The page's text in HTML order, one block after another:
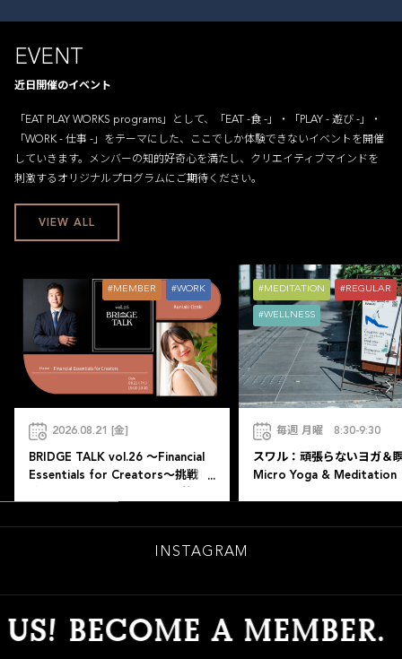
EVENT
近日開催のイベント
「EAT PLAY WORKS programs」として、「EAT -食 -」・「PLAY - 遊び -」・
「WORK - 仕事 -」をテーマにした、ここでしか体験できないイベントを開催
していきます。メンバーの知的好奇心を満たし、クリエイティブマインドを
刺激するオリジナルプログラムにご期待ください。
VIEW ALL
MEMBER WORK
2026.08.21 [金]
BRIDGE TALK vol.26 ～Financial
Essentials for Creators～挑戦し
MEDITATION REGULAR
WELLNESS
毎週 月曜 8:30-9:30
スワル：頑張らないヨガ＆
Micro Yoga & Meditation
INSTAGRAM
BECOME A MEMBER.